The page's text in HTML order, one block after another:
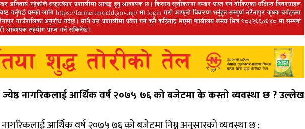
नागरिकलाई आर्थिक वर्ष २०७५ ७६ को बजेटमा के कस्तो व्यवस्था छ ? उल्लेख
आर्थिक वर्ष २०७५ ७६ को बजेटमा निम्न अनुसारको व्यवस्था छ :